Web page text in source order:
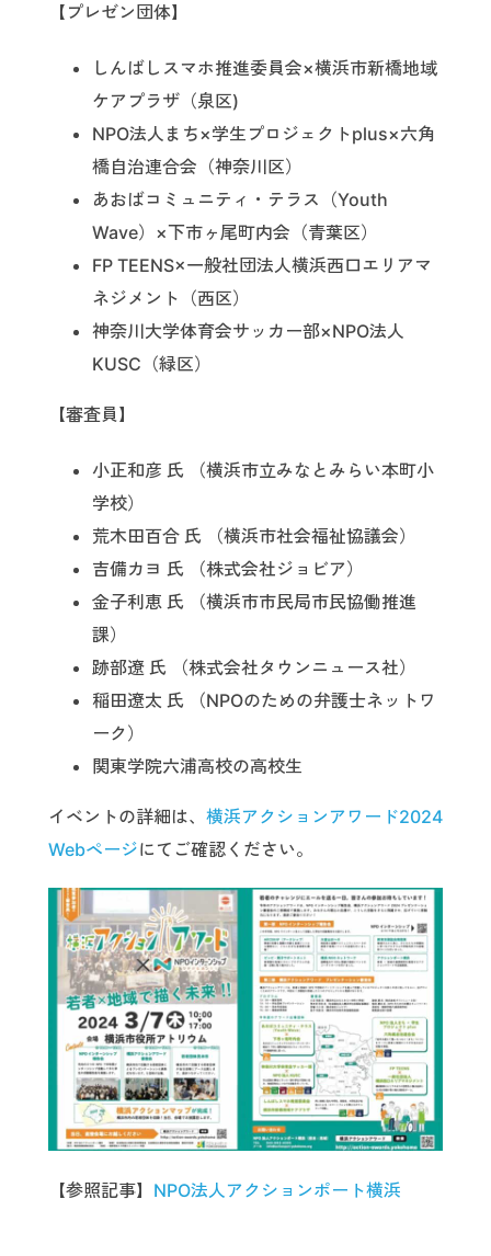
【プレゼン団体】
しんばしスマホ推進委員会×横浜市新橋地域
ケアプラザ（泉区)
NPO法人まち×学生プロジェクトplus×六角
橋自治連合会（神奈川区）
あおばコミュニティ・テラス（Youth
Wave）×下市ヶ尾町内会（青葉区）
FP TEENS×一般社団法人横浜西口エリアマ
ネジメント（西区）
神奈川大学体育会サッカー部×NPO法人
KUSC（緑区）
【審査員】
小正和彦 氏 （横浜市立みなとみらい本町小
学校）
荒木田百合 氏 （横浜市社会福祉協議会）
吉備カヨ 氏 （株式会社ジョビア）
金子利恵 氏 （横浜市市民局市民協働推進
課）
跡部遼 氏 （株式会社タウンニュース社）
稲田遼太 氏 （NPOのための弁護士ネットワ
ーク）
関東学院六浦高校の高校生
イベントの詳細は、 横浜アクションアワード2024
Webページにてご確認ください。
【参照記事】 NPO法人アクションポート横浜